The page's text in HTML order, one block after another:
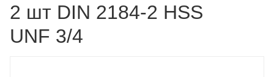
2 шт DIN 2184-2 HSS
UNF 3/4